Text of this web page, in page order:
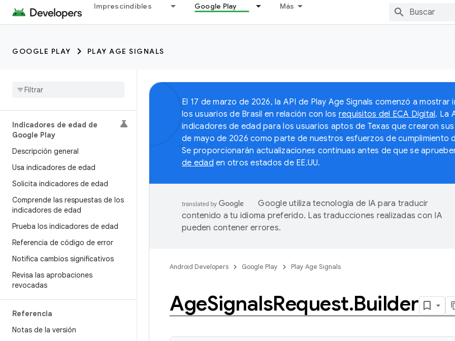
Imprescindibles Google Play Más
GOOGLE PLAY PLAY AGE SIGNALS
Indicadores de edad de
Google Play
Descripción general
Usa indicadores de edad
Solicita indicadores de edad
Comprende las respuestas de los
indicadores de edad
Prueba los indicadores de edad
Referencia de código de error
Notifica cambios significativos
Revisa las aprobaciones
revocadas
Referencia
Notas de la versión
El 17 de marzo de 2026, la API de Play Age Signals comenzó a
los usuarios de Brasil en relación con los requisitos del ECA Digital. La
indicadores de edad para los usuarios aptos de Texas que crearon
de mayo de 2026 como parte de nuestros esfuerzos de cumplimiento
Se proporcionarán actualizaciones continuas antes de que se
de edad en otros estados de EE.UU.
Google utiliza tecnología de IA para traducir
contenido a tu idioma preferido. Las traducciones realizadas con IA
pueden contener errores.
Android Developers Google Play Play Age Signals
AgeSignalsRequest.Builder